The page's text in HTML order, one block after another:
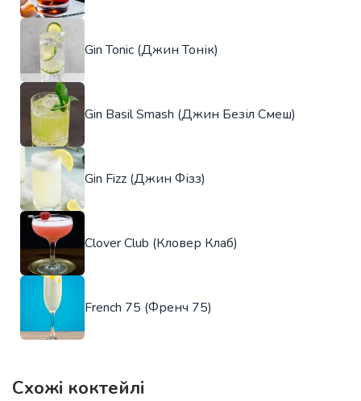
Gin Tonic (Джин Тонік)
Gin Basil Smash (Джин Безіл Смеш)
Gin Fizz (Джин Фізз)
Clover Club (Кловер Клаб)
French 75 (Френч 75)
Схожі коктейлі